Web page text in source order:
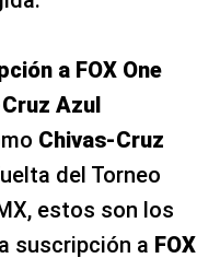
a FOX One
Azul
Chivas-Cruz
del Torneo
estos son los
suscripción a FOX